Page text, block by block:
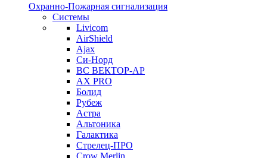
Охранно-Пожарная сигнализация
Системы
Livicom
AirShield
Ajax
Си-Норд
ВС ВЕКТОР-АР
AX PRO
Болид
Рубеж
Астра
Альтоника
Галактика
Стрелец-ПРО
Crow Merlin